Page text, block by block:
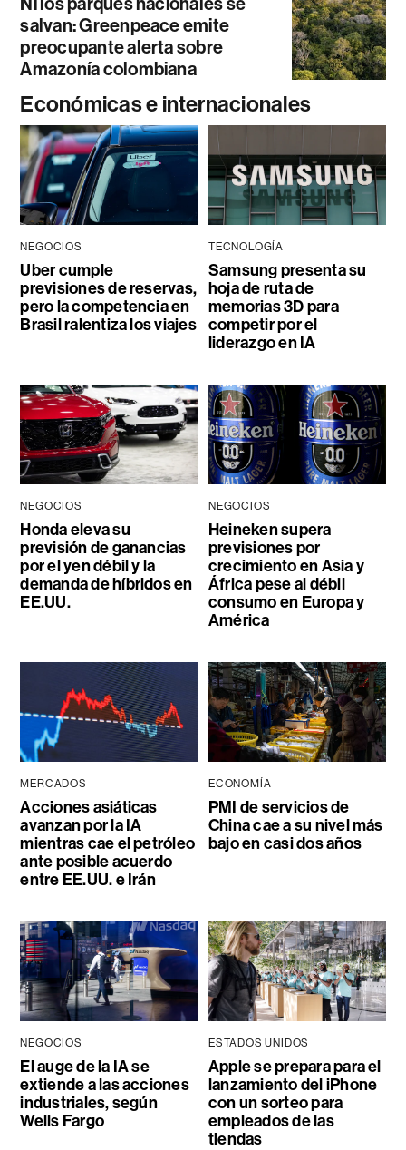
salvan: Greenpeace emite
preocupante alerta sobre
Amazonía colombiana
Económicas e internacionales
NEGOCIOS
Uber cumple
previsiones de reservas,
pero la competencia en
Brasil ralentiza los viajes
TECNOLOGÍA
Samsung presenta su
hoja de ruta de
memorias 3D para
competir por el
liderazgo en IA
NEGOCIOS
Honda eleva su
previsión de ganancias
por el yen débil y la
demanda de híbridos en
EE.UU.
NEGOCIOS
Heineken supera
previsiones por
crecimiento en Asia y
África pese al débil
consumo en Europa y
América
MERCADOS
Acciones asiáticas
avanzan por la IA
mientras cae el petróleo
ante posible acuerdo
entre EE.UU. e Irán
ECONOMÍA
PMI de servicios de
China cae a su nivel más
bajo en casi dos años
NEGOCIOS
El auge de la IA se
extiende a las acciones
industriales, según
Wells Fargo
ESTADOS UNIDOS
Apple se prepara para el
lanzamiento del iPhone
con un sorteo para
empleados de las
tiendas